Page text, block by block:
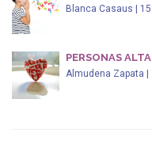
Blanca Casaus |
PERSONAS
Almudena Zapata |